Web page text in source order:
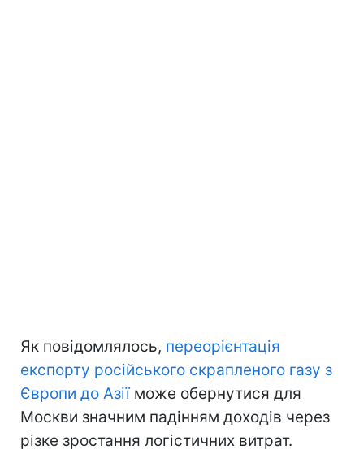
Як повідомлялось, переорієнтація
експорту російського скрапленого газу з
Європи до Азіїможе обернутися для
Москви значним падінням доходів через
різке зростання логістичних витрат.